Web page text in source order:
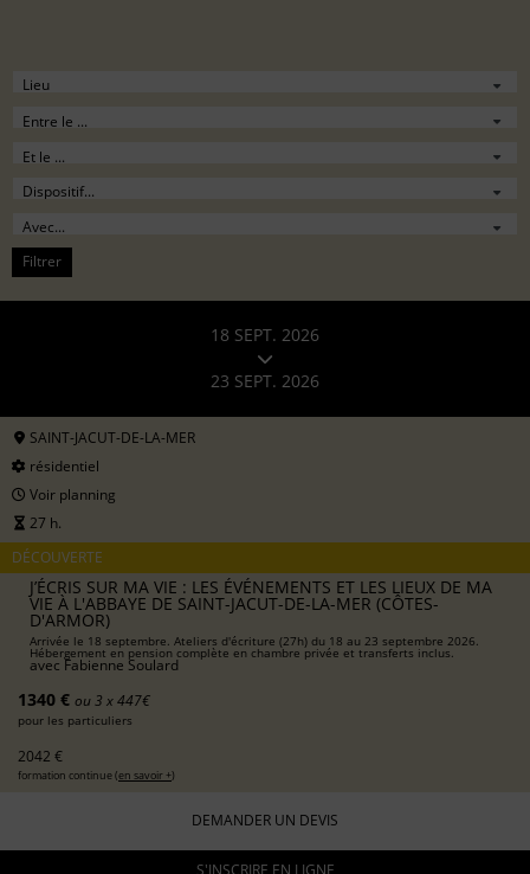
Filtrer
18 SEPT. 2026
23 SEPT. 2026
SAINT-JACUT-DE-LA-MER
résidentiel
Voir planning
27 h.
DÉCOUVERTE
J’ÉCRIS SUR MA VIE : LES ÉVÉNEMENTS ET LES LIEUX DE MA
VIE À L'ABBAYE DE SAINT-JACUT-DE-LA-MER (CÔTES-
D'ARMOR)
Arrivée le 18 septembre. Ateliers d'écriture (27h) du 18 au 23 septembre 2026.
Hébergement en pension complète en chambre privée et transferts inclus.
avec Fabienne Soulard
1340 € ou 3 x 447€
pour les particuliers
2042 €
formation continue (en savoir +)
DEMANDER UN DEVIS